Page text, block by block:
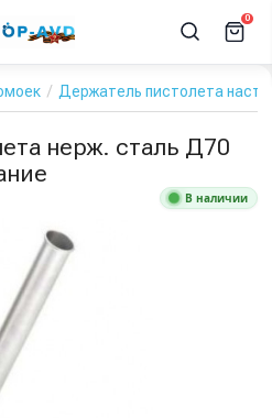
0
Держатель пистолета
нерж. сталь Д70
В наличии